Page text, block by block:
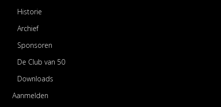
Historie
Archief
Sponsoren
De Club van 50
Downloads
Aanmelden